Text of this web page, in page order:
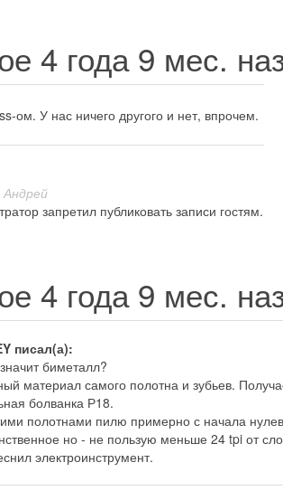
4 года 9 мес.
ом. У нас ничего другого и нет, впрочем.
запретил публиковать записи гостям.
4 года 9 мес.
писал(а):
биметалл?
материал самого полотна и зубьев.
болванка Р18.
полотнами пилю примерно с начала
но - не пользую меньше 24 tpi от
электроинструмент.